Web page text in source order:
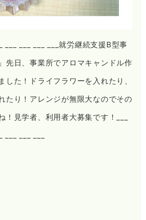
___ ___ ___ ___就労継続支援B型事
日、事業所でアロマキャンドル作
した！ドライフラワーを入れたり、
たり！アレンジが無限大なのでその
！見学者、利用者大募集です！___